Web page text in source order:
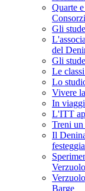
Quarte
Gli
del
Gli
Le
Lo
Vivere
In
L'ITT
Treni
Il
Verzuolo
Barge